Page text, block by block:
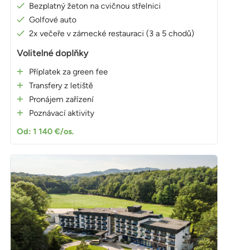
Bezplatný žeton na cvičnou střelnici
Golfové auto
2x večeře v zámecké restauraci (3 a 5 chodů)
Volitelné doplňky
Příplatek za green fee
Transfery z letiště
Pronájem zařízení
Poznávací aktivity
Od: 1 140 €/os.